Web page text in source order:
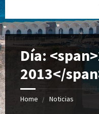
Día:
2013</
Home Noticias